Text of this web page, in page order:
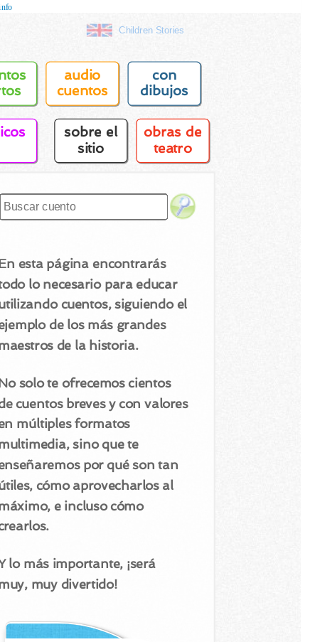
Children Stories
audio
cuentos
con
dibujos
sobre el
sitio
obras de
teatro
esta página encontrarás
lo necesario para educar
cuentos, siguiendo el
de los más grandes
de la historia.
solo te ofrecemos cientos
cuentos breves y con valores
múltiples formatos
sino que te
por qué son tan
cómo aprovecharlos al
e incluso cómo
lo más importante, ¡será
muy divertido!